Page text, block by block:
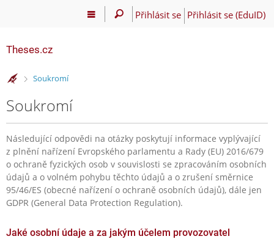
Přihlásit se Přihlásit se (EduID)
Theses.cz
>
Soukromí
Soukromí
Následující odpovědi na otázky poskytují informace vyplývající
z plnění nařízení Evropského parlamentu a Rady (EU) 2016/679
o ochraně fyzických osob v souvislosti se zpracováním osobních
údajů a o volném pohybu těchto údajů a o zrušení směrnice
95/46/ES (obecné nařízení o ochraně osobních údajů), dále jen
GDPR (General Data Protection Regulation).
Jaké osobní údaje a za jakým účelem provozovatel